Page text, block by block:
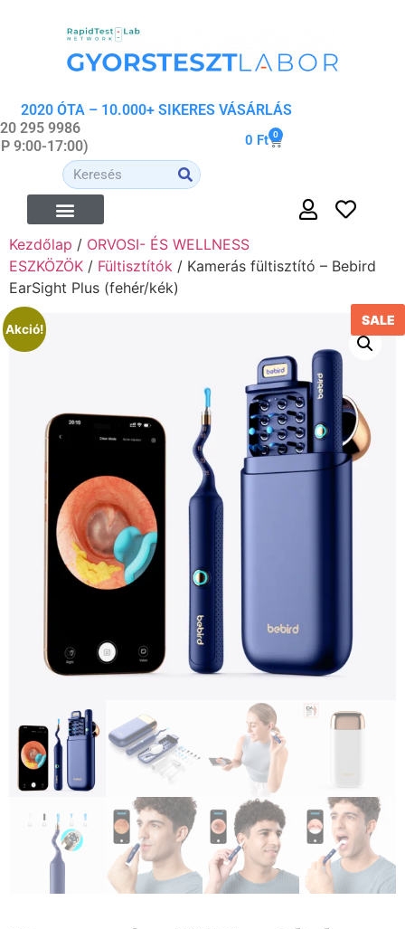
2020 ÓTA – 10.000+ SIKERES VÁSÁRLÁS
295 9986
9:00-17:00)
0 Ft 0
Kezdőlap / ORVOSI- ÉS WELLNESS
ESZKÖZÖK / Fültisztítók / Kamerás fültisztító – Bebird
EarSight Plus (fehér/kék)
Akció!
SALE